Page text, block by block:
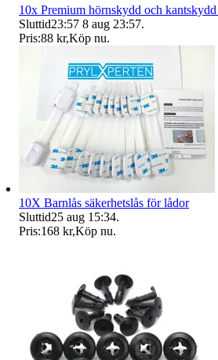
10x Premium hörnskydd och
Sluttid23:57 8 aug 23:57.
Pris:88 kr,Köp nu.
10X Barnlås säkerhetslås för lådor
Sluttid25 aug 15:34.
Pris:168 kr,Köp nu.